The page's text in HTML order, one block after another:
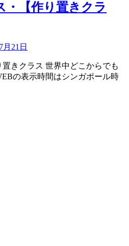
・【作り置きクラ
月21日
置きクラス 世界中どこからでも
の表示時間はシンガポール時